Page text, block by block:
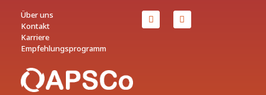
Über uns
Kontakt
Karriere
Empfehlungsprogramm